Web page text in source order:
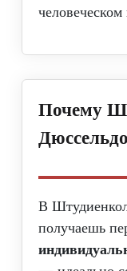
человеческом
Почему
В
получаешь